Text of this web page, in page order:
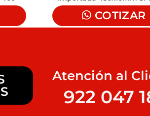
COTIZAR
Atención al
922 047